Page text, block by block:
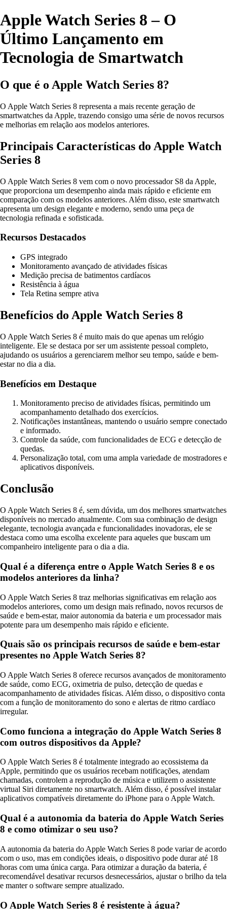
Apple Watch Series 8 – O
Último Lançamento em
Tecnologia de Smartwatch
O que é o Apple Watch Series 8?
O Apple Watch Series 8 representa a mais recente geração de
smartwatches da Apple, trazendo consigo uma série de novos recursos
e melhorias em relação aos modelos anteriores.
Principais Características do Apple Watch
Series 8
O Apple Watch Series 8 vem com o novo processador S8 da Apple,
que proporciona um desempenho ainda mais rápido e eficiente em
comparação com os modelos anteriores. Além disso, este smartwatch
apresenta um design elegante e moderno, sendo uma peça de
tecnologia refinada e sofisticada.
Recursos Destacados
GPS integrado
Monitoramento avançado de atividades físicas
Medição precisa de batimentos cardíacos
Resistência à água
Tela Retina sempre ativa
Benefícios do Apple Watch Series 8
O Apple Watch Series 8 é muito mais do que apenas um relógio
inteligente. Ele se destaca por ser um assistente pessoal completo,
ajudando os usuários a gerenciarem melhor seu tempo, saúde e bem-
estar no dia a dia.
Benefícios em Destaque
Monitoramento preciso de atividades físicas, permitindo um
acompanhamento detalhado dos exercícios.
Notificações instantâneas, mantendo o usuário sempre conectado
e informado.
Controle da saúde, com funcionalidades de ECG e detecção de
quedas.
Personalização total, com uma ampla variedade de mostradores e
aplicativos disponíveis.
Conclusão
O Apple Watch Series 8 é, sem dúvida, um dos melhores smartwatches
disponíveis no mercado atualmente. Com sua combinação de design
elegante, tecnologia avançada e funcionalidades inovadoras, ele se
destaca como uma escolha excelente para aqueles que buscam um
companheiro inteligente para o dia a dia.
Qual é a diferença entre o Apple Watch Series 8 e os
modelos anteriores da linha?
O Apple Watch Series 8 traz melhorias significativas em relação aos
modelos anteriores, como um design mais refinado, novos recursos de
saúde e bem-estar, maior autonomia da bateria e um processador mais
potente para um desempenho mais rápido e eficiente.
Quais são os principais recursos de saúde e bem-estar
presentes no Apple Watch Series 8?
O Apple Watch Series 8 oferece recursos avançados de monitoramento
de saúde, como ECG, oximetria de pulso, detecção de quedas e
acompanhamento de atividades físicas. Além disso, o dispositivo conta
com a função de monitoramento do sono e alertas de ritmo cardíaco
irregular.
Como funciona a integração do Apple Watch Series 8
com outros dispositivos da Apple?
O Apple Watch Series 8 é totalmente integrado ao ecossistema da
Apple, permitindo que os usuários recebam notificações, atendam
chamadas, controlem a reprodução de música e utilizem o assistente
virtual Siri diretamente no smartwatch. Além disso, é possível instalar
aplicativos compatíveis diretamente do iPhone para o Apple Watch.
Qual é a autonomia da bateria do Apple Watch Series
8 e como otimizar o seu uso?
A autonomia da bateria do Apple Watch Series 8 pode variar de acordo
com o uso, mas em condições ideais, o dispositivo pode durar até 18
horas com uma única carga. Para otimizar a duração da bateria, é
recomendável desativar recursos desnecessários, ajustar o brilho da tela
e manter o software sempre atualizado.
O Apple Watch Series 8 é resistente à água?